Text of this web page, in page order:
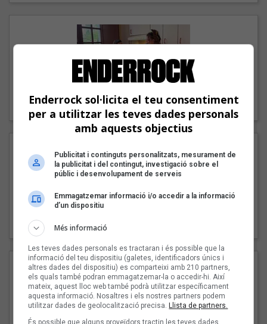
"Lo bueno y lo malo"
Carmen y María
Pep Álvarez amb Joan Muntaner (Xanguito)
Enderrock sol·licita el teu consentiment
per a utilitzar les teves dades personals
amb aquests objectius
Publicitat i continguts personalitzats, mesurament de
la publicitat i del contingut, investigació sobre el
públic i desenvolupament de serveis
Emmagatzemar informació i/o accedir a la informació
d’un dispositiu
Més informació
Les teves dades personals es tractaran i és possible que la
informació del teu dispositiu (galetes, identificadors únics i
altres dades del dispositiu) es comparteixi amb 210 partners,
els quals també podran emmagatzemar-la o accedir-hi. Així
mateix, aquest lloc web també podrà utilitzar específicament
aquesta informació. Nosaltres i els nostres partners podem
utilitzar dades de geolocalització precisa.Llista de partners.
És possible que alguns proveïdors tractin les teves dades